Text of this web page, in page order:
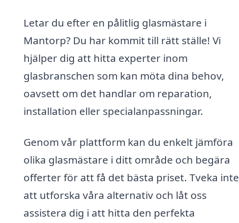
Letar du efter en pålitlig glasmästare i
Mantorp? Du har kommit till rätt ställe! Vi
hjälper dig att hitta experter inom
glasbranschen som kan möta dina behov,
oavsett om det handlar om reparation,
installation eller specialanpassningar.
Genom vår plattform kan du enkelt jämföra
olika glasmästare i ditt område och begära
offerter för att få det bästa priset. Tveka inte
att utforska våra alternativ och låt oss
assistera dig i att hitta den perfekta